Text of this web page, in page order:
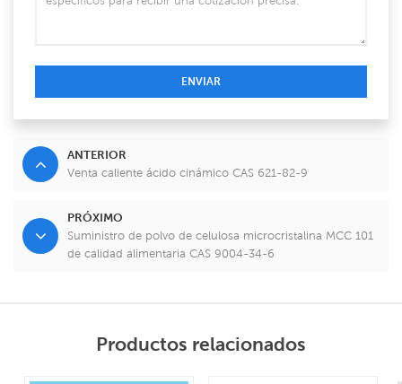
ENVIAR
ANTERIOR
Venta caliente ácido cinámico CAS 621-82-9
PRÓXIMO
Suministro de polvo de celulosa microcristalina MCC 101
de calidad alimentaria CAS 9004-34-6
Productos relacionados